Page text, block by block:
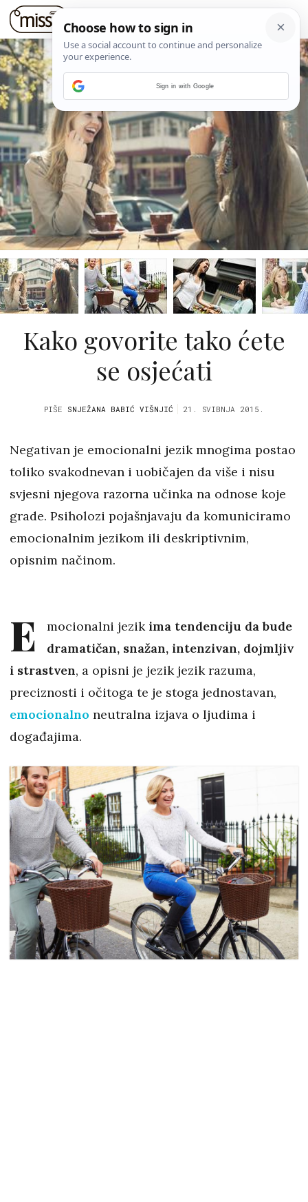
Kako govorite tako ćete
se osjećati
PIŠE SNJEŽANA BABIĆ VIŠNJIĆ 21. SVIBNJA 2015.
Negativan je emocionalni jezik mnogima postao
toliko svakodnevan i uobičajen da više i nisu
svjesni njegova razorna učinka na odnose koje
grade. Psiholozi pojašnjavaju da komuniciramo
emocionalnim jezikom ili deskriptivnim,
opisnim načinom.
E mocionalni jezik ima tendenciju da bude
dramatičan, snažan, intenzivan, dojmljiv
i strastven, a opisni je jezik jezik razuma,
preciznosti i očitoga te je stoga jednostavan,
emocionalno neutralna izjava o ljudima i
događajima.
Sign in with Google